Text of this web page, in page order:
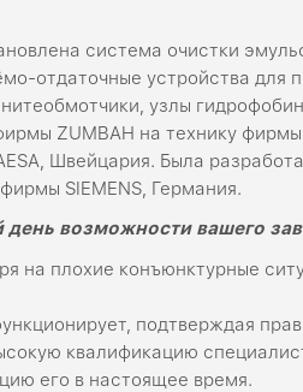
система очистки
отдаточные устройства
нитеобмотчики, узлы
ZUMBAH на технику
Швейцария. Была
SIEMENS, Германия.
возможности вашего
на плохие конъюнктурные
подтверждая
квалификацию
его в настоящее время.